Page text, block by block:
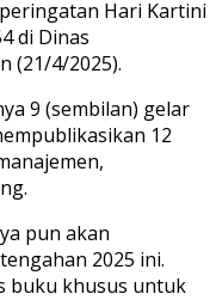
Hari Kartini
di Dinas
(21/4/2025).
9 (sembilan) gelar
12
pun akan
2025 ini.
buku khusus untuk